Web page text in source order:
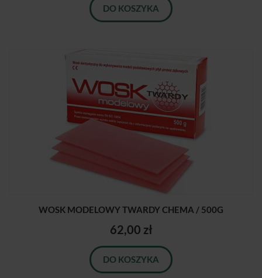
DO KOSZYKA
WOSK MODELOWY TWARDY CHEMA / 500G
62,00 zł
DO KOSZYKA